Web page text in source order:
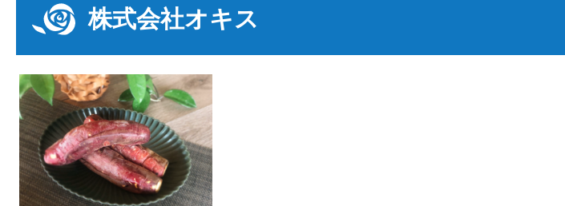
株式会社オキス